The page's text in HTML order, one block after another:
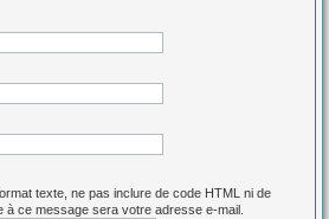
texte, ne pas inclure de code HTML ni de
à ce message sera votre adresse e-mail.